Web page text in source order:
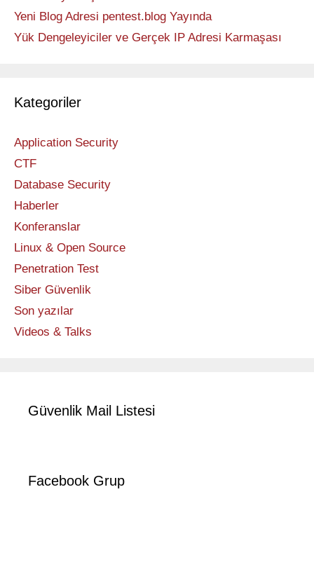
Yeni Blog Adresi pentest.blog Yayında
Yük Dengeleyiciler ve Gerçek IP Adresi Karmaşası
Kategoriler
Application Security
CTF
Database Security
Haberler
Konferanslar
Linux & Open Source
Penetration Test
Siber Güvenlik
Son yazılar
Videos & Talks
Güvenlik Mail Listesi
Facebook Grup